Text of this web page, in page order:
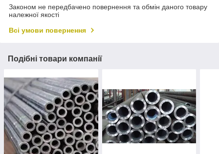
Законом не передбачено повернення та обмін даного товару
належної якості
Всі умови повернення
Подібні товари компанії